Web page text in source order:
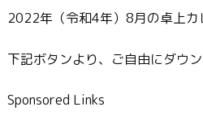
2022年（令和4年）8月の卓上カ
下記ボタンより、ご自由にダウン
Sponsored Links